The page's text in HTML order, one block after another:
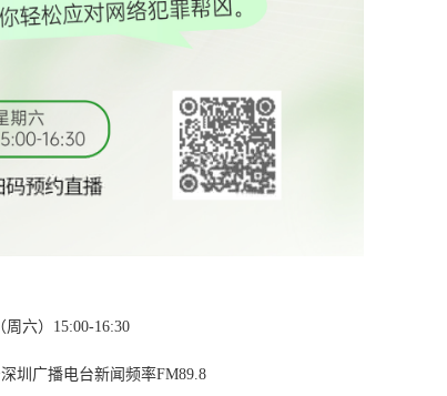
周六）15:00-16:30
圳广播电台新闻频率FM89.8